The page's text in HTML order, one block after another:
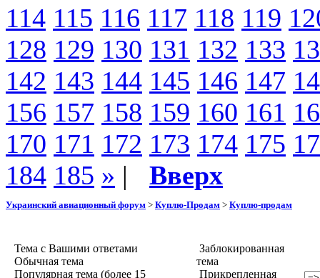
114 115 116 117 118 119
128 129 130 131 132 133
142 143 144 145 146 147
156 157 158 159 160 161
170 171 172 173 174 175
184 185 » | Вверх
Украинский авиационный форум > Куплю-Продам > Куплю-продам
Тема с Вашими ответами
Обычная тема
Популярная тема (более 15
Заблокированная
тема
Прикрепленная